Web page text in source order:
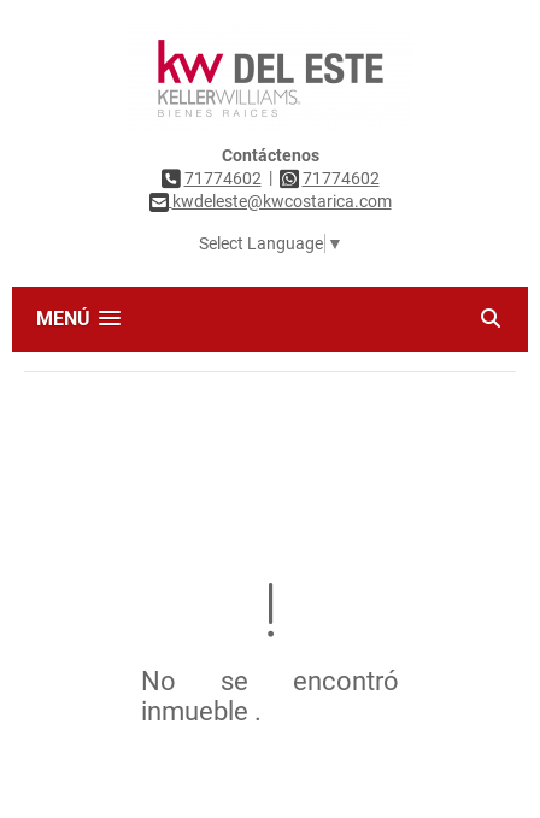
Contáctenos
71774602 |
71774602
kwdeleste@kwcostarica.com
Select Language ▼
MENÚ
No se encontró
inmueble .